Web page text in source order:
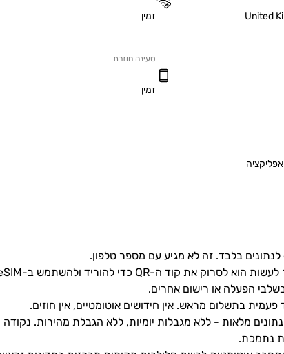
United זמין
טעינה חוזרת
זמין
הפעלה או רישום אחרים.
בתשלום מראש. אין חידושים אוטומטיים, אין חוזים.
נתמכת.